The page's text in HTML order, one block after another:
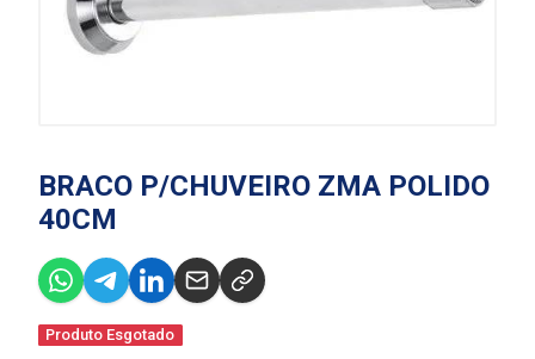
BRACO P/CHUVEIRO ZMA POLIDO
40CM
Produto Esgotado